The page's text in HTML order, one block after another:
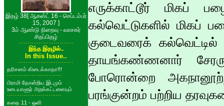
இதழ் 38[ ஆகஸ்ட் 16 - செப்டம்பர்
15, 2007 ]
3ம் ஆண்டு நிறைவு - வாசகர்
சிறப்பிதழ்
இந்த இதழில்..
In this Issue..
தரிசனம் கிடைக்காதா!!!
பிராமி தோன்றிய இடமும்
உடையாளூர் அறக்கட்டளையும்
கதை 11 - ஒளி
எருக்காட்டூர் மிகப்
கல்வெட்டுகளில் மிகப்
குடைவரைக்
தாயங்கண்ணனார்
போரொன்றை
பரங்குன்றம் பற்றிய